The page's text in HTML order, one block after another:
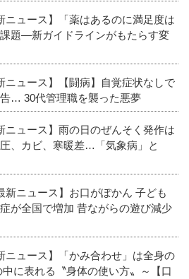
ニュース】「薬はあるのに満足度は
題―新ガイドラインがもたらす変
ニュース】【闘病】自覚症状なしで
告… 30代管理職を襲った悪夢
ニュース】雨の日のぜんそく発作は
、カビ、寒暖差…「気象病」と
新ニュース】お口がぽかん 子ども
が全国で増加 昔ながらの遊び減少
ニュース】「かみ合わせ」は全身の
に表れる〝身体の使い方〟～【口